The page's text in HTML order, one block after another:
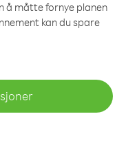
å måtte fornye planen
kan du spare